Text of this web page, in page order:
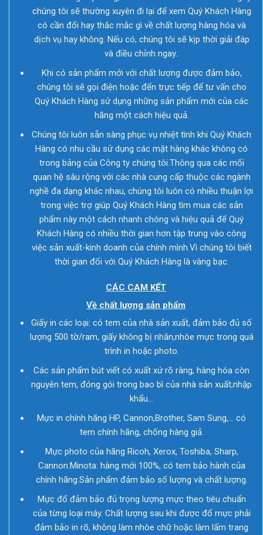
chúng tôi sẽ thường xuyên đi lại để xem Quý Khách Hàng
có cần đổi hay thắc mắc gì về chất lượng hàng hóa và
dịch vụ hay không. Nếu có, chúng tôi sẽ kịp thời giải đáp
và điều chỉnh ngay..
Khi có sản phẩm mới với chất lượng được đảm bảo,
chúng tôi sẽ gọi điện hoặc đến trực tiếp để tư vấn cho
Quý Khách Hàng sử dụng những sản phẩm mới của các
hãng một cách hiệu quả.
Chúng tôi luôn sẵn sàng phục vụ nhiệt tình khi Quý Khách
Hàng có nhu cầu sử dụng các mặt hàng khác không có
trong bảng của Công ty chúng tôi.Thông qua các mối
quan hệ sâu rộng với các nhà cung cấp thuộc các ngành
nghề đa dạng khác nhau, chúng tôi luôn có nhiều thuận lợi
trong việc trợ giúp Quý Khách Hàng tìm mua các sản
phẩm này một cách nhanh chóng và hiệu quả để Quý
Khách Hàng có nhiều thời gian hơn tập trung vào công
việc sản xuất-kinh doanh của chính mình.Vì chúng tôi biết
thời gian đối với Quý Khách Hàng là vàng bạc.
CÁC CAM KẾT
Về chất lượng sản phẩm
Giấy in các loại: có tem của nhà sản xuất, đảm bảo đủ số
lượng 500 tờ/ram, giấy không bị nhăn,nhòe mực trong quá
trình in hoặc photo.
Các sản phẩm bút viết có xuất xứ rõ ràng, hàng hóa còn
nguyên tem, đóng gói trong bao bì của nhà sản xuất,nhập
khẩu…
Mực in chính hãng HP, Cannon,Brother, Sam Sung,… có
tem chính hãng, chống hàng giả.
Mực photo của hãng Ricoh, Xerox, Toshiba, Sharp,
Cannon.Minota: hàng mới 100%, có tem bảo hành của
chính hãng.Sản phẩm đảm bảo số lượng và chất lượng.
Mực đổ đảm bảo đủ trọng lượng mực theo tiêu chuẩn
của từng loại máy. Chất lượng sau khi được đổ mực phải
đảm bảo in rõ, không làm nhòe chữ hoặc làm lấm trang